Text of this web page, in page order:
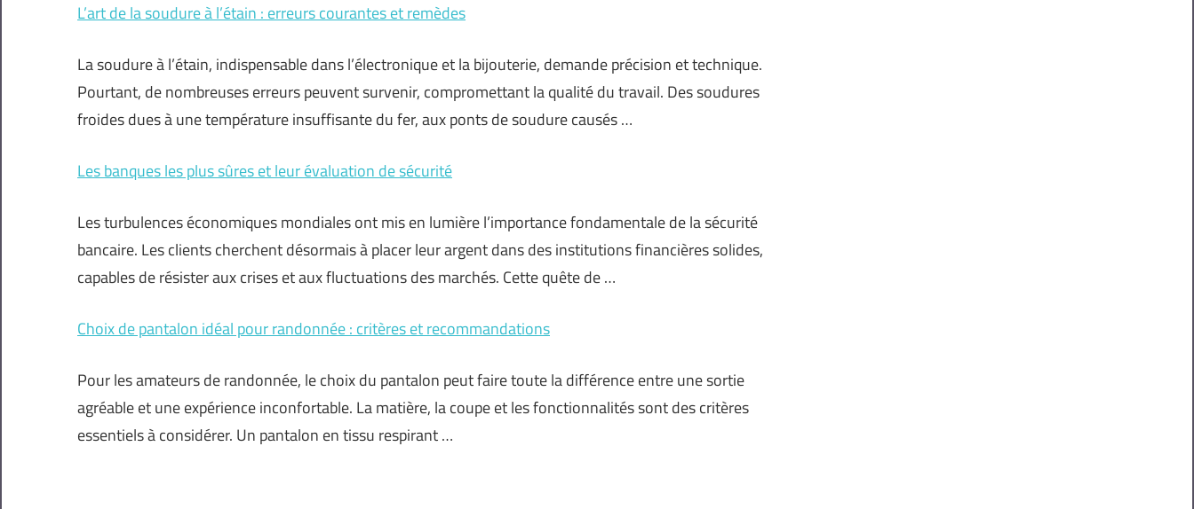
L’art de la soudure à l’étain : erreurs courantes et remèdes
La soudure à l’étain, indispensable dans l’électronique et la bijouterie, demande précision et technique.
Pourtant, de nombreuses erreurs peuvent survenir, compromettant la qualité du travail. Des soudures
froides dues à une température insuffisante du fer, aux ponts de soudure causés …
Les banques les plus sûres et leur évaluation de sécurité
Les turbulences économiques mondiales ont mis en lumière l’importance fondamentale de la sécurité
bancaire. Les clients cherchent désormais à placer leur argent dans des institutions financières solides,
capables de résister aux crises et aux fluctuations des marchés. Cette quête de …
Choix de pantalon idéal pour randonnée : critères et recommandations
Pour les amateurs de randonnée, le choix du pantalon peut faire toute la différence entre une sortie
agréable et une expérience inconfortable. La matière, la coupe et les fonctionnalités sont des critères
essentiels à considérer. Un pantalon en tissu respirant …